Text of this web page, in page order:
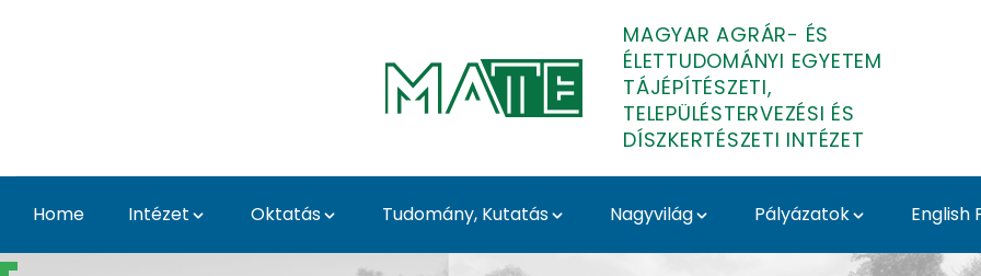
MAGYAR AGRÁR- ÉS
ÉLETTUDOMÁNYI EGYETEM
TÁJÉPÍTÉSZETI,
TELEPÜLÉSTERVEZÉSI ÉS
DÍSZKERTÉSZETI INTÉZET
Home Intézet Oktatás Tudomány, Kutatás Nagyvilág Pályázatok English